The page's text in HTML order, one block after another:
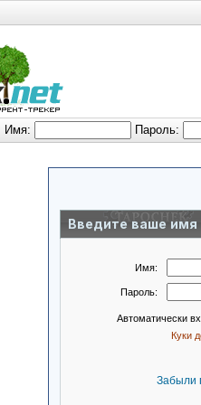
Имя: Пароль:
Введите ваше имя
Имя:
Пароль:
Автоматически
Куки
Забыли